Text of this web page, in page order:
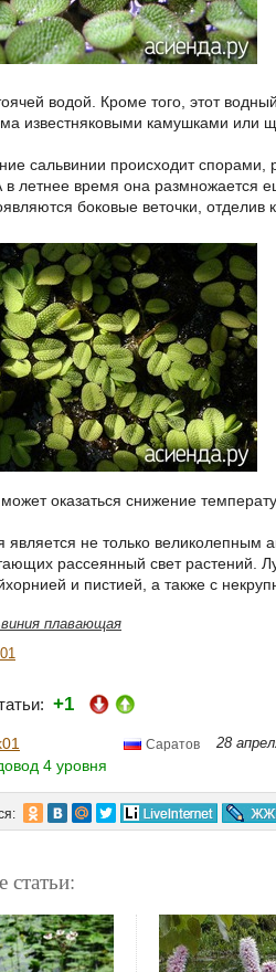
водой. Кроме того, этот
известняковыми камушками или
сальвинии происходит
в летнее время она размножается
боковые веточки,
оказаться снижение
является не только великолепным
рассеянный свет растений.
и пистией, а также с
плавающая
+1
4 уровня
Саратов 28